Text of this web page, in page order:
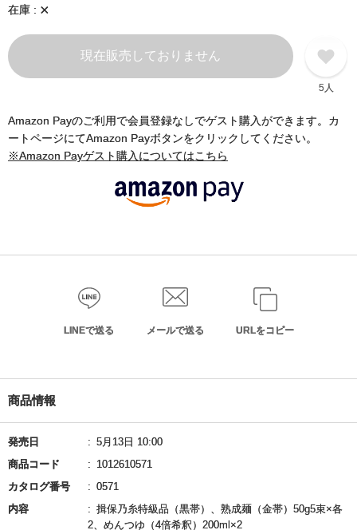
在庫 ×
現在販売しておりません
5人
Amazon Payのご利用で会員登録なしでゲスト購入ができます。カ
ートページにてAmazon Payボタンをクリックしてください。
※Amazon Payゲスト購入についてはこちら
LINEで送る メールで送る URLをコピー
商品情報
発売日
5月13日 10:00
商品コード
1012610571
カタログ番号
0571
内容
揖保乃糸特級品（黒帯）、熟成麺（金帯）50g5束×各
2、めんつゆ（4倍希釈）200ml×2